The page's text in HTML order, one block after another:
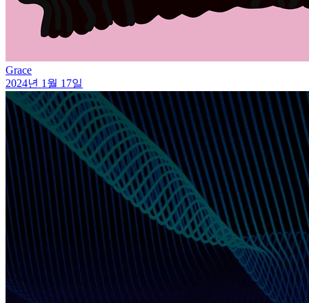
Grace
2024년 1월 17일